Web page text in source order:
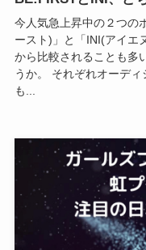
今人気急上昇中の２つの
ースト)」と「INI(アイエ
から比較されることも多
うか。 それぞれオーデ
も...